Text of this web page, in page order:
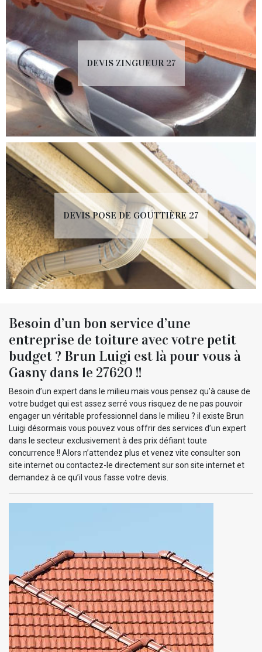
DEVIS ZINGUEUR 27
DEVIS POSE DE GOUTTIÈRE 27
Besoin d’un bon service d’une
entreprise de toiture avec votre petit
budget ? Brun Luigi est là pour vous à
Gasny dans le 27620 !!
Besoin d’un expert dans le milieu mais vous pensez qu’à cause de
votre budget qui est assez serré vous risquez de ne pas pouvoir
engager un véritable professionnel dans le milieu ? il existe Brun
Luigi désormais vous pouvez vous offrir des services d’un expert
dans le secteur exclusivement à des prix défiant toute
concurrence !! Alors n’attendez plus et venez vite consulter son
site internet ou contactez-le directement sur son site internet et
demandez à ce qu’il vous fasse votre devis.